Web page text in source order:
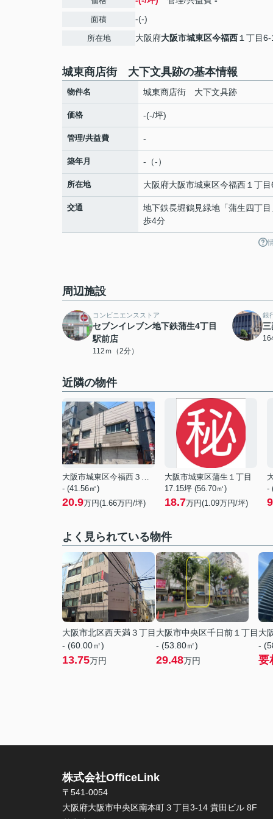
面積 -(-)
所在地 大阪府大阪市城東区今福西 １丁目
城東商店街 大下文具跡の基本情報
物件名 城東商店街 大下文具跡
価格 -(-/坪)
管理/共益費 -
築年月 -（-）
所在地 大阪府大阪市城東区今福西 １丁
交通 地下鉄長堀鶴見緑地 「蒲生四丁目
歩4分
周辺施設
コンビニエンスストア
セブンイレブン地下鉄蒲生4丁目
駅前店
112ｍ（2分）
銀
近隣の物件
大阪市城東区今福西３丁目
- (41.56㎡)
20.9万円(1.66万円/坪)
大阪市城東区蒲生１丁目
17.15坪 (56.70㎡)
18.7万円(1.09万円/坪)
-
よく見られている物件
大阪市北区西天満３丁目
- (60.00㎡)
13.75万円
大阪市中央区千日前１丁目
- (53.80㎡)
29.48万円
大
-
要
株式会社OfficeLink
〒541-0054
大阪府大阪市中央区南本町３丁目3-14 貴田ビル 8F